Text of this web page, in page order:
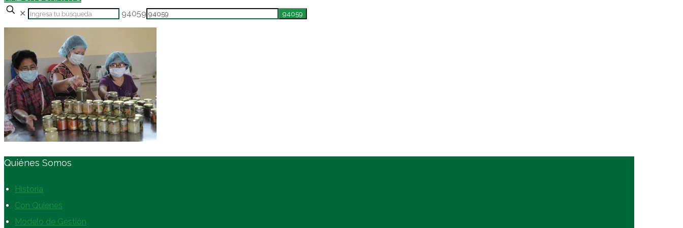
✕ 94059
Quiénes Somos
Historia
Con Quienes
Modelo de Gestión